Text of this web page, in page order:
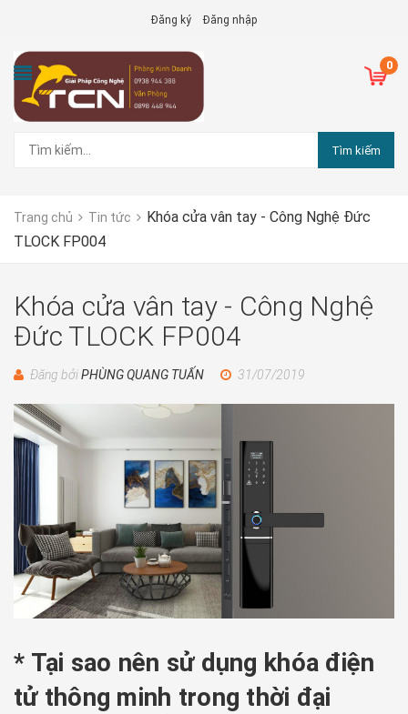
Đăng ký Đăng nhập
0
Tìm kiếm
Trang chủ Tin tức
Khóa cửa vân tay - Công Nghệ Đức
TLOCK FP004
Khóa cửa vân tay - Công Nghệ
Đức TLOCK FP004
Đăng bởiPHÙNG QUANG TUẤN 31/07/2019
* Tại sao nên sử dụng khóa điện
tử thông minh trong thời đại